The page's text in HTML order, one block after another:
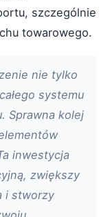
szczególnie
towarowego.
nie tylko
systemu
Sprawna kolej
inwestycja
zwiększy
i stworzy